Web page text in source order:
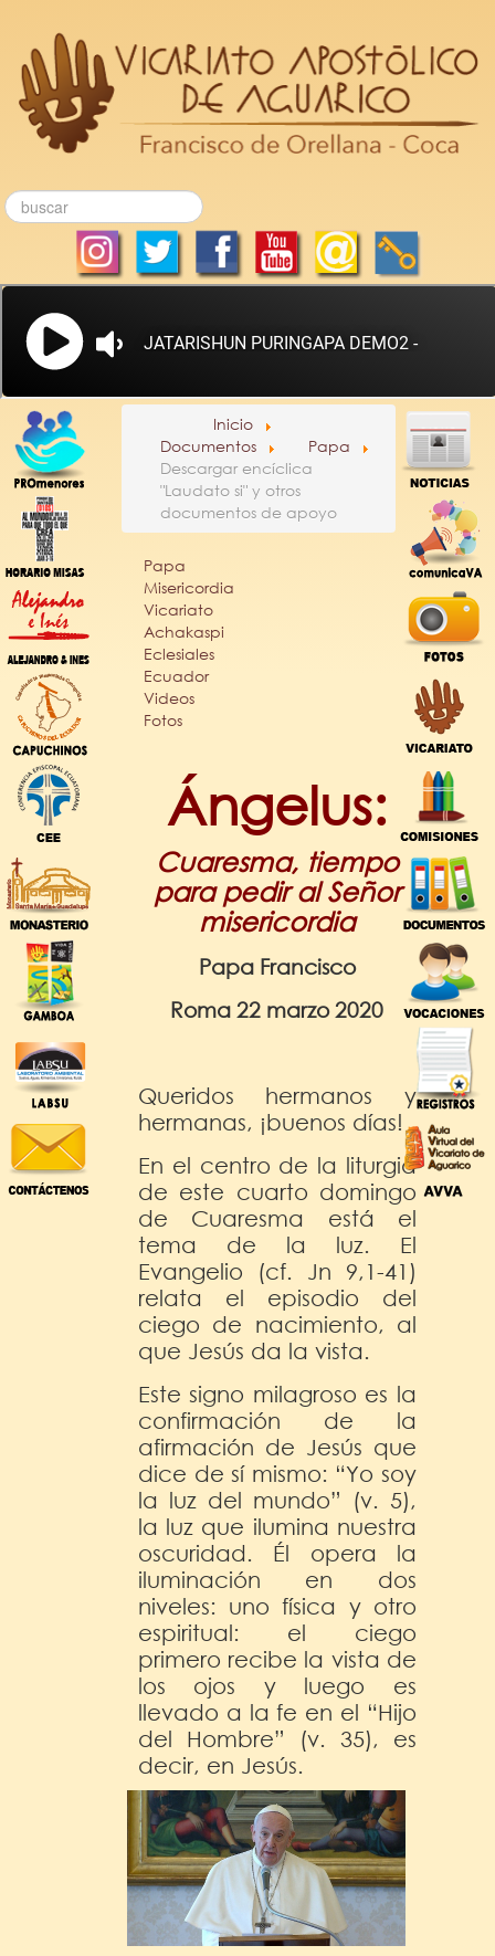
Inicio
Documentos
Papa
Descargar encíclica
"Laudato si" y otros
documentos de apoyo
Papa
Misericordia
Vicariato
Achakaspi
Eclesiales
Ecuador
Videos
Fotos
Ángelus:
Cuaresma, tiempo
para pedir al Señor
misericordia
Papa Francisco
Roma 22 marzo 2020
Queridos hermanos y
hermanas, ¡buenos días!
En el centro de la liturgia
de este cuarto domingo
de Cuaresma está el
tema de la luz. El
Evangelio (cf. Jn 9,1-41)
relata el episodio del
ciego de nacimiento, al
que Jesús da la vista.
Este signo milagroso es la
confirmación de la
afirmación de Jesús que
dice de sí mismo: “Yo soy
la luz del mundo” (v. 5),
la luz que ilumina nuestra
oscuridad. Él opera la
iluminación en dos
niveles: uno física y otro
espiritual: el ciego
primero recibe la vista de
los ojos y luego es
llevado a la fe en el “Hijo
del Hombre” (v. 35), es
decir, en Jesús.